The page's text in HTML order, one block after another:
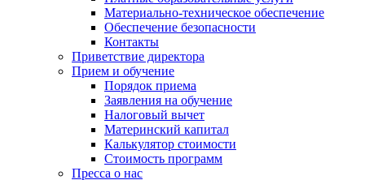
Материально-техническое обеспечение
Обеспечение безопасности
Контакты
Приветствие директора
Прием и обучение
Порядок приема
Заявления на обучение
Налоговый вычет
Материнский капитал
Калькулятор стоимости
Стоимость программ
Пресса о нас